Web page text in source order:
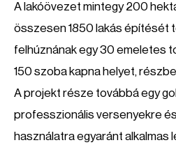
A lakóövezet mintegy 200
összesen 1850 lakás építését
felhúznának egy 30 emeletes
150 szoba kapna helyet,
A projekt része továbbá egy
professzionális versenyekre
használatra egyaránt alkalmas